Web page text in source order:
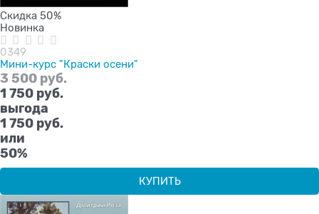
Скидка 50%
Новинка
0349
Мини-курс "Краски осени"
3 500 руб.
1 750 руб.
выгода
1 750 руб.
или
50%
КУПИТЬ